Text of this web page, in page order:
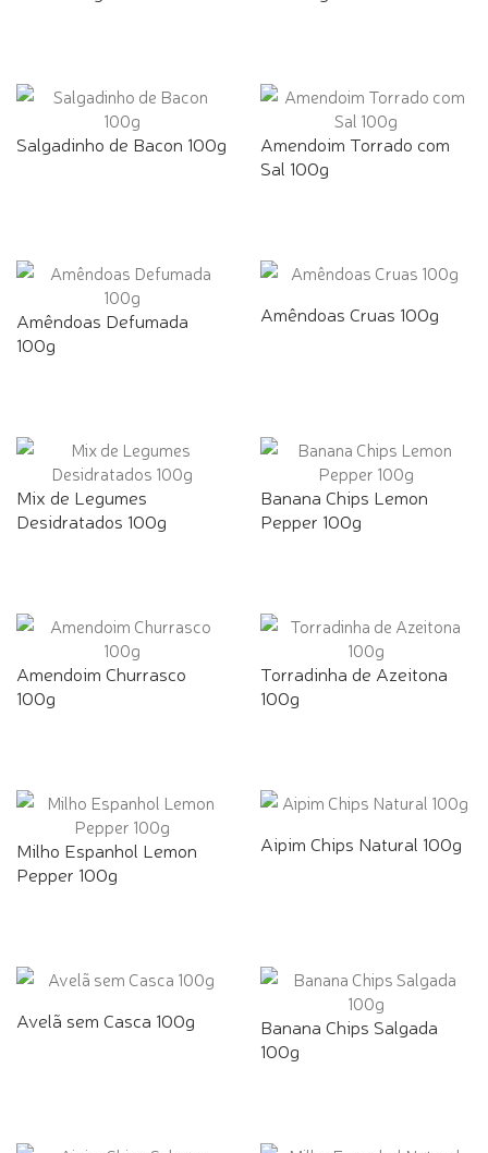
Salgadinho de Bacon 100g
Amendoim Torrado com
Sal 100g
Amêndoas Defumada
100g
Amêndoas Cruas 100g
Mix de Legumes
Desidratados 100g
Banana Chips Lemon
Pepper 100g
Amendoim Churrasco
100g
Torradinha de Azeitona
100g
Milho Espanhol Lemon
Pepper 100g
Aipim Chips Natural 100g
Avelã sem Casca 100g
Banana Chips Salgada
100g